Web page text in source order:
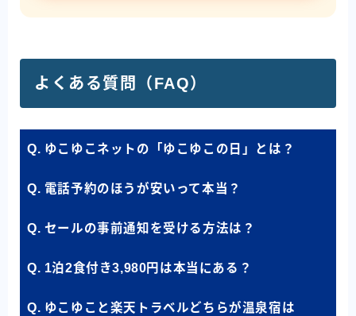
よくある質問（FAQ）
Q. ゆこゆこネットの「ゆこゆこの日」とは？
Q. 電話予約のほうが安いって本当？
Q. セールの事前通知を受ける方法は？
Q. 1泊2食付き3,980円は本当にある？
Q. ゆこゆこと楽天トラベルどちらが温泉宿は